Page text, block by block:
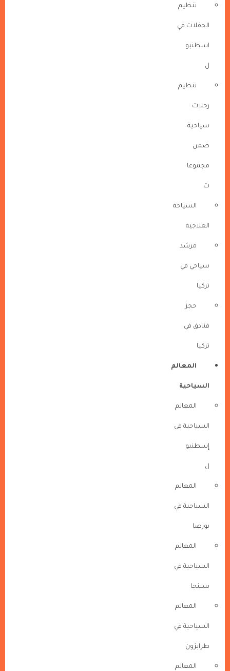
تنظيم
الحفلات في
اسطنبو
ل
تنظيم
رحلات
سياحية
ضمن
مجموعا
ت
السياحة
العلاجية
مرشد
سياحي في
تركيا
حجز
فنادق في
تركيا
المعالم
السياحية
المعالم
السياحية في
إسطنبو
ل
المعالم
السياحية في
بورصا
المعالم
السياحية في
سبنجا
المعالم
السياحية في
طرابزون
المعالم